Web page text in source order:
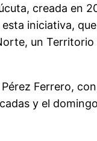
creada en
iniciativa,
un Territorio
Ferrero,
y el